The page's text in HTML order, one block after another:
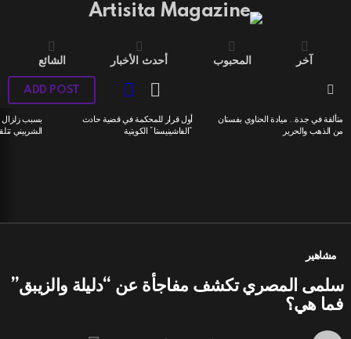
آخر المحبوب أحدث الأخبار الشائع
SWITCH
SKIN
ADD POST
LATEST
STORIES
متألقة في جدة.. ميادة الحناوي بفستان
من الذهب والحرير
أول قرار للمحكمة في قضية حادث
“الفاشينيستا” الكويتية
بسبب زلزال
الشربيني
مشاهير
سلمى المصري تكشف مفاجأة عن “دليلة والزيبق”
فما هي؟